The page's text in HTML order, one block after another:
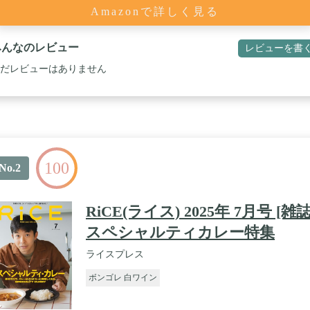
Amazonで詳しく見る
なのレビュー レビューを書
レビューはありません
100
RiCE(ライス) 2025年 7月号 [雑
スペシャルティカレー特集
ライスプレス
ボンゴレ 白ワイン